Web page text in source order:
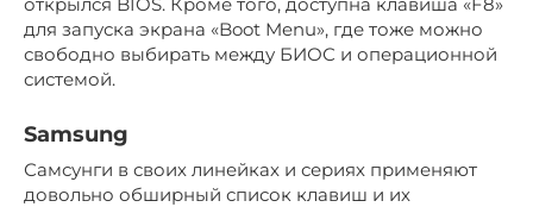
для запуска экрана «Boot Menu», где тоже можно
свободно выбирать между БИОС и операционной
системой.
Samsung
Самсунги в своих линейках и сериях применяют
довольно обширный список клавиш и их